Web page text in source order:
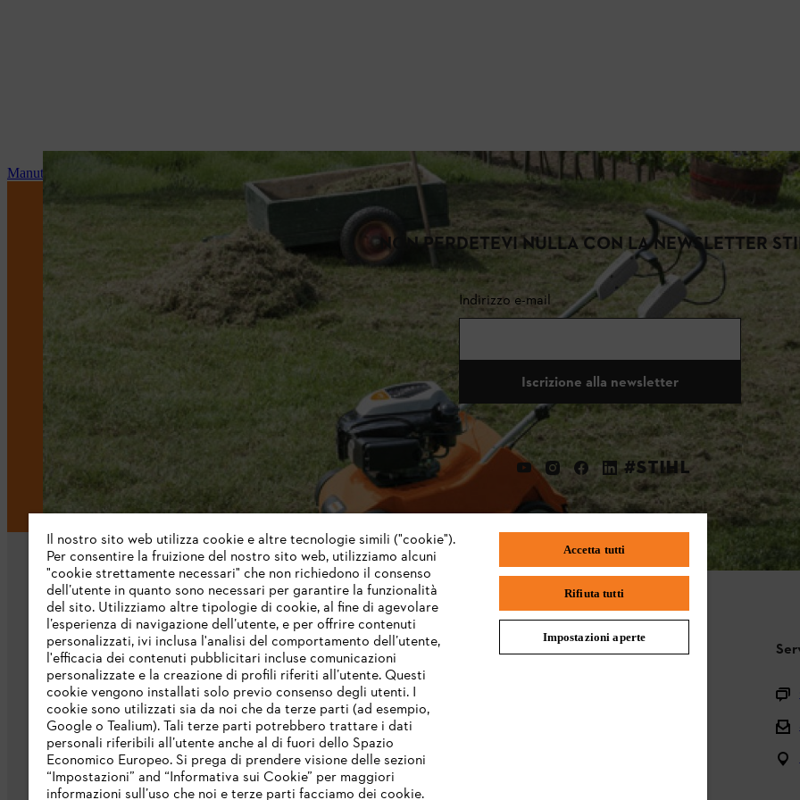
Manutenzione e riparazioni
NON PERDETEVI NULLA CON LA NEWSLETTER
Indirizzo e-mail
Iscrizione alla newsletter
#STIHL
L’azienda
Chi siamo
Scarica il catalogo
STIHL Integrity Line
STIHL FAQ
Il nostro sito web utilizza cookie e altre tecnologie simili ("cookie").
Per consentire la fruizione del nostro sito web, utilizziamo alcuni
"cookie strettamente necessari" che non richiedono il consenso
dell’utente in quanto sono necessari per garantire la funzionalità
del sito. Utilizziamo altre tipologie di cookie, al fine di agevolare
l’esperienza di navigazione dell’utente, e per offrire contenuti
personalizzati, ivi inclusa l'analisi del comportamento dell’utente,
l'efficacia dei contenuti pubblicitari incluse comunicazioni
personalizzate e la creazione di profili riferiti all’utente. Questi
cookie vengono installati solo previo consenso degli utenti. I
cookie sono utilizzati sia da noi che da terze parti (ad esempio,
Google o Tealium). Tali terze parti potrebbero trattare i dati
personali riferibili all’utente anche al di fuori dello Spazio
Economico Europeo. Si prega di prendere visione delle sezioni
“Impostazioni” and “Informativa sui Cookie” per maggiori
informazioni sull’uso che noi e terze parti facciamo dei cookie.
Accetta tutti
Rifiuta tutti
Impostazioni aperte